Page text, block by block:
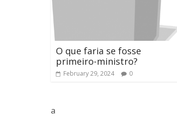
O que faria se fosse
primeiro-ministro?
February 29, 2024 0
a